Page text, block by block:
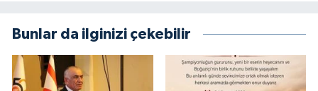
Bunlar da ilginizi çekebilir